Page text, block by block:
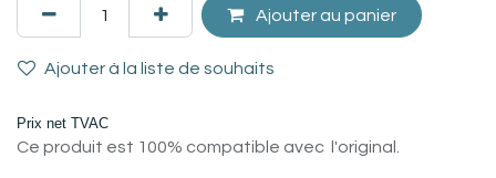
Ajouter au panier
Ajouter à la liste de souhaits
Prix net TVAC
Ce produit est 100% compatible avec l'original.